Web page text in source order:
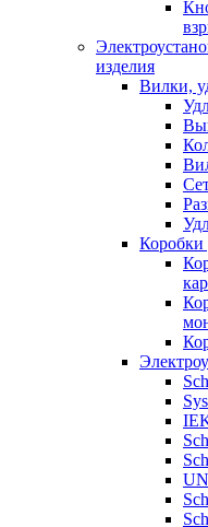
изделия
Вилки,
Коробки